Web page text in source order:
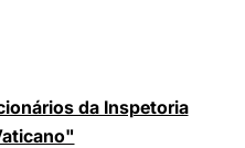
da Inspetoria